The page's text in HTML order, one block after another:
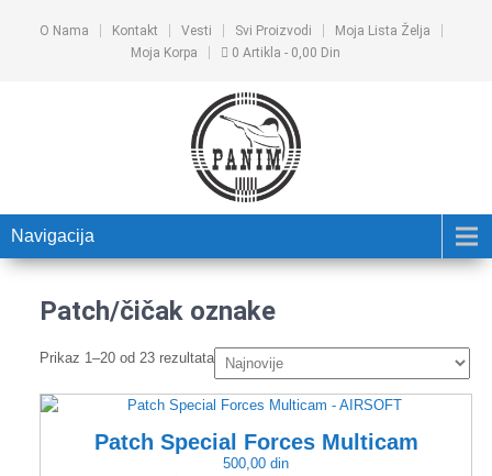
O Nama Kontakt Vesti Svi Proizvodi
Moja Lista Želja
Moja Korpa
0 Artikla 0,00 Din
Navigacija
Patch/čičak oznake
Prikaz 1–20 od 23 rezultata
Patch Special Forces Multicam
500,00 din